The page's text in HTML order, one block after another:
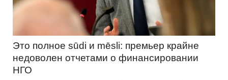
Это полное sūdi и mēsli: премьер крайне
недоволен отчетами о финансировании
НГО